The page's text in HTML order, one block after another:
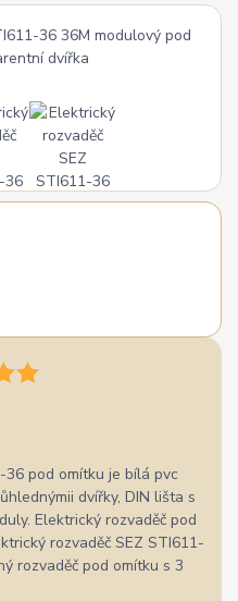
36 pod omítku je bílá pvc
dvířky, DIN lišta s
Elektrický rozvaděč pod
rozvaděč SEZ STI611-
rozvaděč pod omítku s 3